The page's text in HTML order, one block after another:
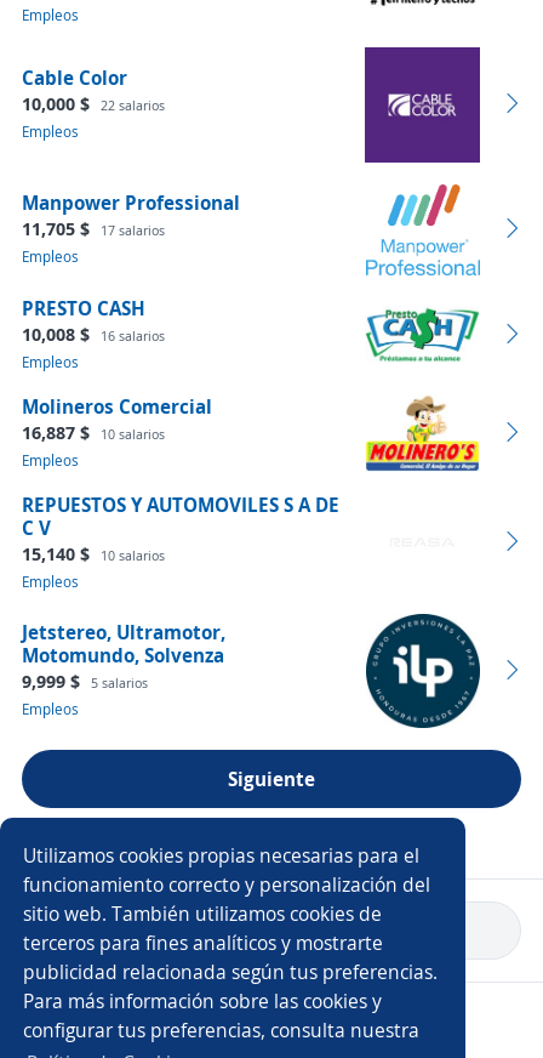
Utilizamos cookies propias necesarias para el
funcionamiento correcto y personalización del
sitio web. También utilizamos cookies de
terceros para fines analíticos y mostrarte
publicidad relacionada según tus preferencias.
Para más información sobre las cookies y
configurar tus preferencias, consulta nuestra
Empleos
Cable Color
10,000 $ 22 salarios
Empleos
Manpower Professional
11,705 $ 17 salarios
Empleos
PRESTO CASH
10,008 $ 16 salarios
Empleos
Molineros Comercial
16,887 $ 10 salarios
Empleos
REPUESTOS Y AUTOMOVILES S A DE
C V
15,140 $ 10 salarios
Empleos
Jetstereo, Ultramotor,
Motomundo, Solvenza
9,999 $ 5 salarios
Empleos
Siguiente
Ver más empresas
Volver a inicio
Copyright 2014 - 2026 DGNET LTD.
Aviso legal / Privacidad